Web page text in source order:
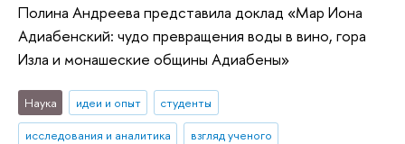
Полина Андреева представила доклад «Мар Иона
Адиабенский: чудо превращения воды в вино, гора
Изла и монашеские общины Адиабены»
Наука идеи и опыт
студенты
исследования и аналитика
взгляд ученого